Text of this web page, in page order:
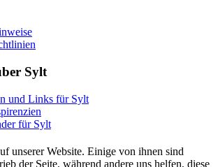
Sylt
und Links für Sylt
für Sylt
unserer Website. Einige von ihnen sind
der Seite, während andere uns helfen, diese